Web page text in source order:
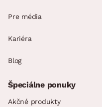
Pre média
Kariéra
Blog
Špeciálne ponuky
Akčné produkty